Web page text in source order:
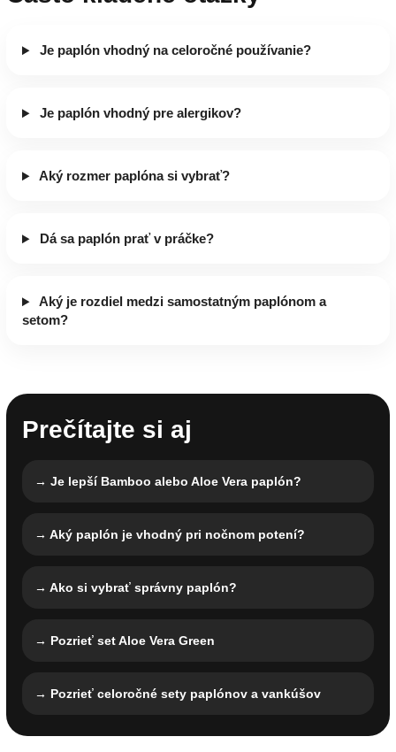
Je paplón vhodný na celoročné používanie?
Je paplón vhodný pre alergikov?
Aký rozmer paplóna si vybrať?
Dá sa paplón prať v práčke?
Aký je rozdiel medzi samostatným paplónom a
setom?
Prečítajte si aj
→ Je lepší Bamboo alebo Aloe Vera paplón?
→ Aký paplón je vhodný pri nočnom potení?
→ Ako si vybrať správny paplón?
→ Pozrieť set Aloe Vera Green
→ Pozrieť celoročné sety paplónov a vankúšov